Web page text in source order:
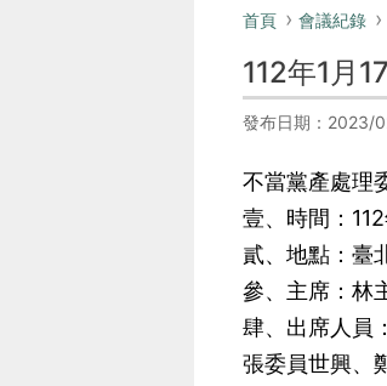
首頁 會議紀錄
112年1月
發布日期：2023/
不當黨產處理
壹、時間：
貳、地點：臺
參、主席：林
肆、出席人員
張委員世興、